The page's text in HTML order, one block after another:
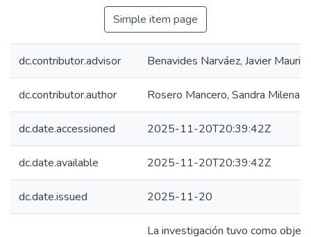
Simple item page
dc.contributor.advisor Benavides Narváez, Javier
dc.contributor.author Rosero Mancero, Sandra Milena
dc.date.accessioned 2025-11-20T20:39:42Z
dc.date.available 2025-11-20T20:39:42Z
dc.date.issued 2025-11-20
La investigación tuvo como